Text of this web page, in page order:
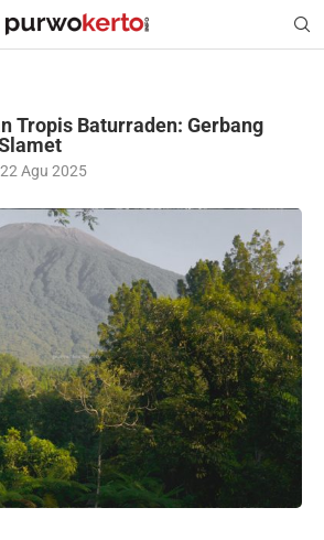
Tropis Baturraden: Gerbang
22 Agu 2025